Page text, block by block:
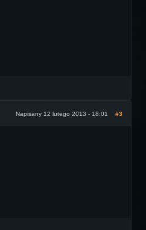
Napisany 12 lutego 2013 - 18:01 #3